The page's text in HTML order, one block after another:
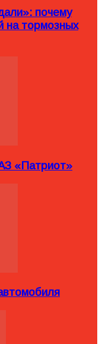
почему
на тормозных
«Патриот»